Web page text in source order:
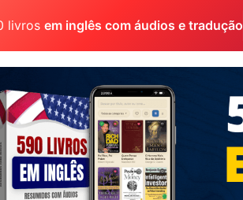
livros em inglês com áudios e tradução